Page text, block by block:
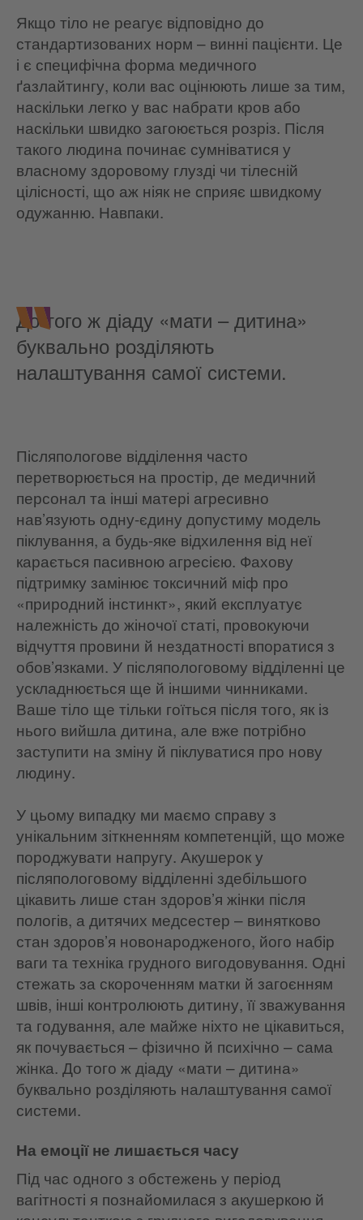
Якщо тіло не реагує відповідно до
стандартизованих норм – винні пацієнти. Це
і є специфічна форма медичного
ґазлайтингу, коли вас оцінюють лише за тим,
наскільки легко у вас набрати кров або
наскільки швидко загоюється розріз. Після
такого людина починає сумніватися у
власному здоровому глузді чи тілесній
цілісності, що аж ніяк не сприяє швидкому
одужанню. Навпаки.
До того ж діаду «мати – дитина»
буквально розділяють
налаштування самої системи.
Післяпологове відділення часто
перетворюється на простір, де медичний
персонал та інші матері агресивно
нав’язують одну-єдину допустиму модель
піклування, а будь-яке відхилення від неї
карається пасивною агресією. Фахову
підтримку замінює токсичний міф про
«природний інстинкт», який експлуатує
належність до жіночої статі, провокуючи
відчуття провини й нездатності впоратися з
обов’язками. У післяпологовому відділенні це
ускладнюється ще й іншими чинниками.
Ваше тіло ще тільки гоїться після того, як із
нього вийшла дитина, але вже потрібно
заступити на зміну й піклуватися про нову
людину.
У цьому випадку ми маємо справу з
унікальним зіткненням компетенцій, що може
породжувати напругу. Акушерок у
післяпологовому відділенні здебільшого
цікавить лише стан здоров’я жінки після
пологів, а дитячих медсестер – винятково
стан здоров’я новонародженого, його набір
ваги та техніка грудного вигодовування. Одні
стежать за скороченням матки й загоєнням
швів, інші контролюють дитину, її зважування
та годування, але майже ніхто не цікавиться,
як почувається – фізично й психічно – сама
жінка. До того ж діаду «мати – дитина»
буквально розділяють налаштування самої
системи.
На емоції не лишається часу
Під час одного з обстежень у період
вагітності я познайомилася з акушеркою й